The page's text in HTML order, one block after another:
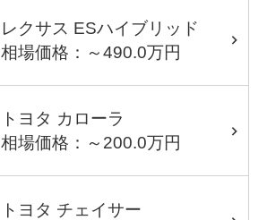
レクサス ESハイブリッド
相場価格：～490.0万円
トヨタ カローラ
相場価格：～200.0万円
トヨタ チェイサー